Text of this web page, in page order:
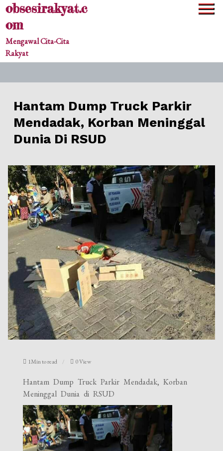
Skipobsesirakyat.c
om
Mengawal Cita-Cita
Rakyat
Hantam Dump Truck Parkir
Mendadak, Korban Meninggal
Dunia Di RSUD
1Min to read 0 View
Hantam Dump Truck Parkir Mendadak, Korban
Meninggal Dunia di RSUD